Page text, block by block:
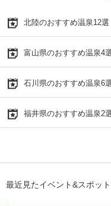
北陸のおすすめ温泉12選
富山県のおすすめ温泉4
石川県のおすすめ温泉6
福井県のおすすめ温泉2
最近見たイベント&スポッ